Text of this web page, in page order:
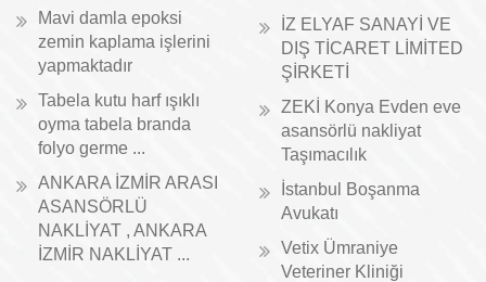
Mavi damla epoksi
zemin kaplama işlerini
yapmaktadır
Tabela kutu harf ışıklı
oyma tabela branda
folyo germe ...
ANKARA İZMİR ARASI
ASANSÖRLÜ
NAKLİYAT , ANKARA
İZMİR NAKLİYAT ...
İZ ELYAF SANAYİ VE
DIŞ TİCARET LİMİTED
ŞİRKETİ
ZEKİ Konya Evden eve
asansörlü nakliyat
Taşımacılık
İstanbul Boşanma
Avukatı
Vetix Ümraniye
Veteriner Kliniği